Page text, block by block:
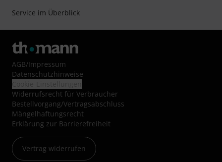
Service im Überblick
AGB/Impressum
Datenschutzhinweise
Widerrufsrecht für Verbraucher
Bestellvorgang/Vertragsabschluss
Mängelhaftungsrecht
Erklärung zur Barrierefreiheit
Vertrag widerrufen